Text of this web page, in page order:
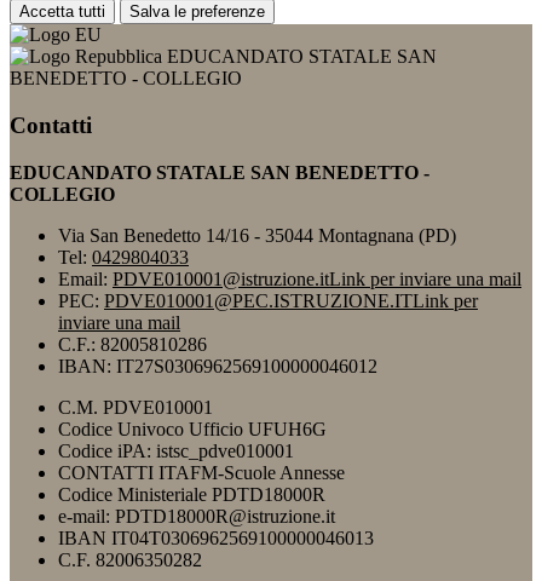
Accetta tutti Salva le preferenze
EDUCANDATO STATALE SAN
BENEDETTO - COLLEGIO
Contatti
EDUCANDATO STATALE SAN BENEDETTO -
COLLEGIO
Via San Benedetto 14/16 - 35044 Montagnana (PD)
Tel: 0429804033
Email: PDVE010001@istruzione.itLink per inviare una mail
PEC: PDVE010001@PEC.ISTRUZIONE.ITLink per
inviare una mail
C.F.: 82005810286
IBAN: IT27S0306962569100000046012
C.M. PDVE010001
Codice Univoco Ufficio UFUH6G
Codice iPA: istsc_pdve010001
CONTATTI ITAFM-Scuole Annesse
Codice Ministeriale PDTD18000R
e-mail: PDTD18000R@istruzione.it
IBAN IT04T0306962569100000046013
C.F. 82006350282